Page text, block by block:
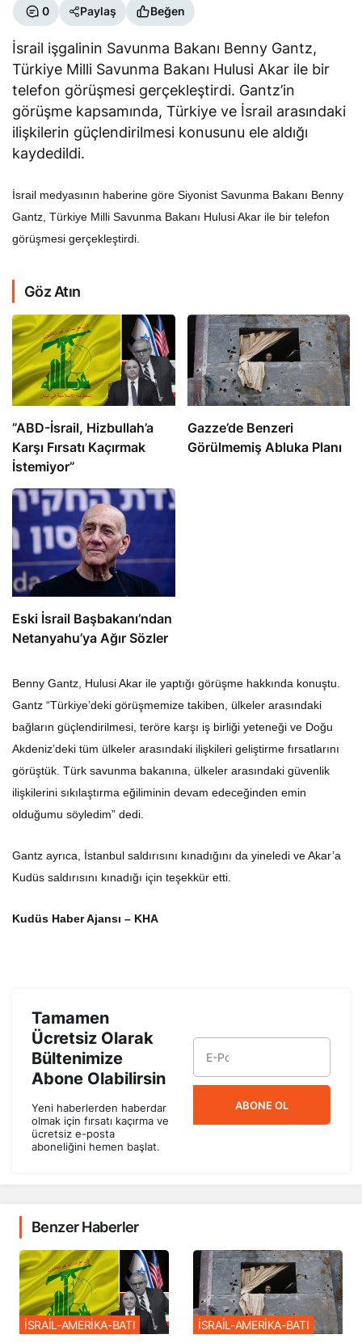
0 Paylaş Beğen
İsrail işgalinin Savunma Bakanı Benny Gantz,
Türkiye Milli Savunma Bakanı Hulusi Akar ile bir
telefon görüşmesi gerçekleştirdi. Gantz’in
görüşme kapsamında, Türkiye ve İsrail arasındaki
ilişkilerin güçlendirilmesi konusunu ele aldığı
kaydedildi.
İsrail medyasının haberine göre Siyonist Savunma Bakanı Benny
Gantz, Türkiye Milli Savunma Bakanı Hulusi Akar ile bir telefon
görüşmesi gerçekleştirdi.
Göz Atın
​​​​​​​”ABD-İsrail, Hizbullah’a
Karşı Fırsatı Kaçırmak
İstemiyor”
​​​​​​​Gazze’de Benzeri
Görülmemiş Abluka Planı
Eski İsrail Başbakanı’ndan
Netanyahu’ya Ağır Sözler
Benny Gantz, Hulusi Akar ile yaptığı görüşme hakkında konuştu.
Gantz “Türkiye’deki görüşmemize takiben, ülkeler arasındaki
bağların güçlendirilmesi, teröre karşı iş birliği yeteneği ve Doğu
Akdeniz’deki tüm ülkeler arasındaki ilişkileri geliştirme fırsatlarını
görüştük. Türk savunma bakanına, ülkeler arasındaki güvenlik
ilişkilerini sıkılaştırma eğiliminin devam edeceğinden emin
olduğumu söyledim” dedi.
Gantz ayrıca, İstanbul saldırısını kınadığını da yineledi ve Akar’a
Kudüs saldırısını kınadığı için teşekkür etti.
Kudüs Haber Ajansı – KHA
Tamamen
Ücretsiz Olarak
Bültenimize
Abone Olabilirsin
Yeni haberlerden haberdar
olmak için fırsatı kaçırma ve
ücretsiz e-posta
aboneliğini hemen başlat.
ABONE OL
Benzer Haberler
İSRAİL-AMERİKA-BATI İSRAİL-AMERİKA-BATI